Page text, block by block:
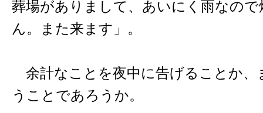
葬場がありまして、あいにく雨なの
ん。また来ます」。
余計なことを夜中に告げることか
うことであろうか。